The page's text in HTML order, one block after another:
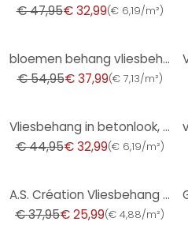
€ 47,95€ 32,99(€ 6,19/m²)
bloemen behang vliesbehang Kumano goud
€ 54,95€ 37,99(€ 7,13/m²)
Vliesbehang in betonlook, effen groen structuur
€ 44,95€ 32,99(€ 6,19/m²)
A.S. Création Vliesbehang The BOS - Battle of Style Rood, Goud, Metallic
€ 37,95€ 25,99(€ 4,88/m²)